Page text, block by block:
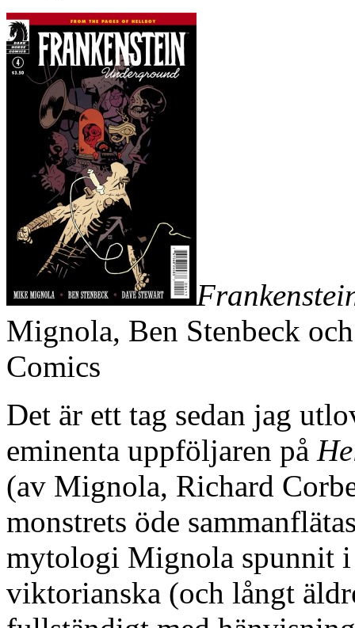
Mignola, Ben Stenbeck
Comics
Det är ett tag sedan jag
eminenta uppföljaren på
(av Mignola, Richard
monstrets öde
mytologi Mignola spunnit
viktorianska (och långt